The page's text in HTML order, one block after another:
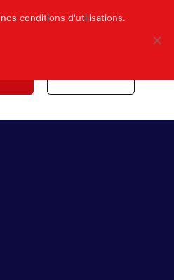
Mon compte Nous contacter
conditions d'utilisations.